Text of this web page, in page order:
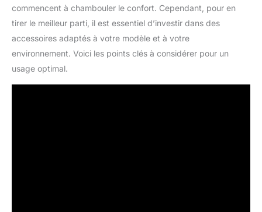
commencent à chambouler le confort. Cependant, pour en
tirer le meilleur parti, il est essentiel d’investir dans des
accessoires adaptés à votre modèle et à votre
environnement. Voici les points clés à considérer pour un
usage optimal.